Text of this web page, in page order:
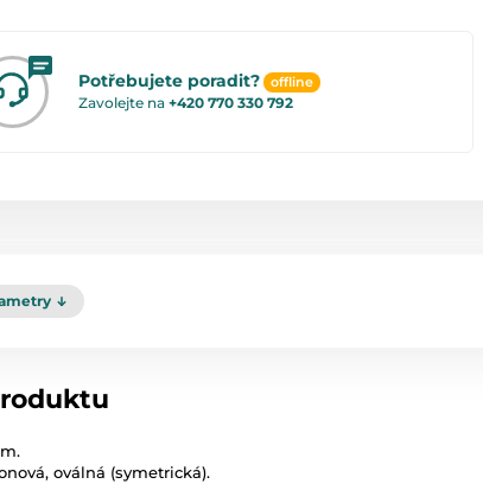
Potřebujete poradit? offline
Zavolejte na +420 770 330 792
oválná (symetrická).